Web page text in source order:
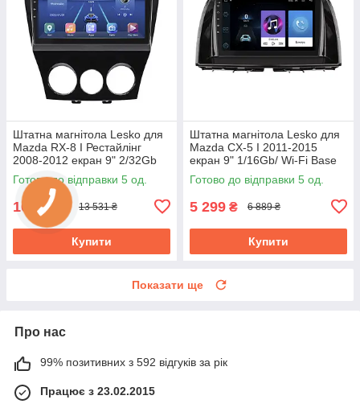
Штатна магнітола Lesko для
Mazda RX-8 I Рестайлінг
2008-2012 екран 9" 2/32Gb
4G Wi-Fi GPS Top Мазда
Готово до відправки 5 од.
10 408 13 531 ₴
Купити
Штатна магнітола Lesko для
Mazda CX-5 I 2011-2015
екран 9" 1/16Gb/ Wi-Fi Base
GPS Android Мазда
Готово до відправки 5 од.
5 299 ₴ 6 889 ₴
Купити
Показати ще
Про нас
99% позитивних з 592 відгуків за рік
Працює з 23.02.2015